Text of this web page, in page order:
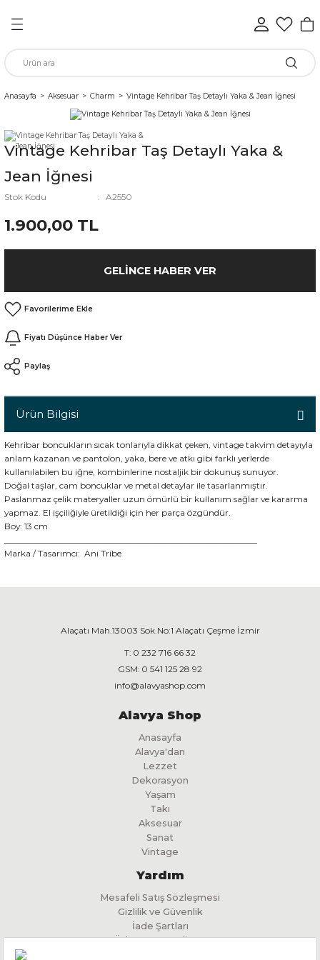
Anasayfa Aksesuar Charm Vintage Kehribar Taş Detaylı Yaka & Jean İğnesi
Vintage Kehribar Taş Detaylı Yaka &
Jean İğnesi
Stok Kodu A2550
1.900,00 TL
GELINCE HABER VER
Fiyatı Düşünce Haber Ver
Paylaş
Ürün Bilgisi
Kehribar boncukların sıcak tonlarıyla dikkat çeken, vintage takvim detayıyla
anlam kazanan ve pantolon, yaka, bere ve atkı gibi farklı yerlerde
kullanılabilen bu iğne, kombinlerine nostaljik bir dokunuş sunuyor.
Doğal taşlar, cam boncuklar ve metal detaylar ile tasarlanmıştır.
Paslanmaz çelik materyaller uzun ömürlü bir kullanım sağlar ve kararma
yapmaz. El işçiliğiyle üretildiği için her parça özgündür.
Boy: 13 cm
Marka / Tasarımcı: Ani Tribe
Alaçatı Mah.13003 Sok.No:1 Alaçatı Çeşme İzmir
T: 0 232 716 66 32
GSM: 0 541 125 28 92
info@alavyashop.com
Alavya Shop
Anasayfa
Alavya'dan
Lezzet
Dekorasyon
Yaşam
Takı
Aksesuar
Sanat
Vintage
Yardım
Mesafeli Satış Sözleşmesi
Gizlilik ve Güvenlik
İade Şartları
Ödeme ve Teslimat